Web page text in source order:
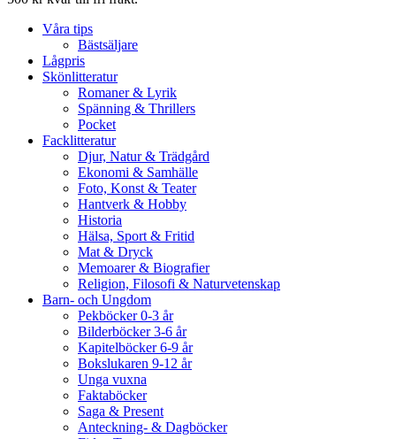
Våra tips
Bästsäljare
Lågpris
Skönlitteratur
Romaner & Lyrik
Spänning & Thrillers
Pocket
Facklitteratur
Djur, Natur & Trädgård
Ekonomi & Samhälle
Foto, Konst & Teater
Hantverk & Hobby
Historia
Hälsa, Sport & Fritid
Mat & Dryck
Memoarer & Biografier
Religion, Filosofi & Naturvetenskap
Barn- och Ungdom
Pekböcker 0-3 år
Bilderböcker 3-6 år
Kapitelböcker 6-9 år
Bokslukaren 9-12 år
Unga vuxna
Faktaböcker
Saga & Present
Anteckning- & Dagböcker